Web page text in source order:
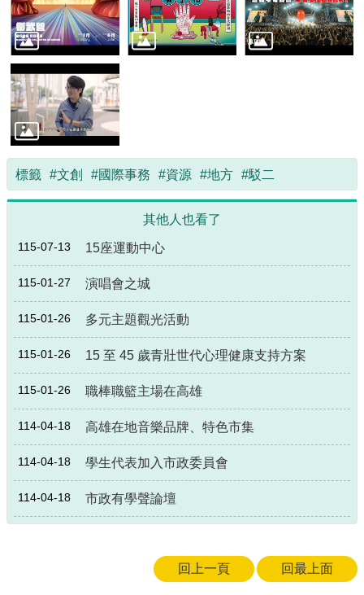
標籤 #文創 #國際事務 #資源 #地方 #駁二
其他人也看了
115-07-13 15座運動中心
115-01-27 演唱會之城
115-01-26 多元主題觀光活動
115-01-26 15 至 45 歲青壯世代心理健康支持方案
115-01-26 職棒職籃主場在高雄
114-04-18 高雄在地音樂品牌、特色市集
114-04-18 學生代表加入市政委員會
114-04-18 市政有學聲論壇
回上一頁 回最上面